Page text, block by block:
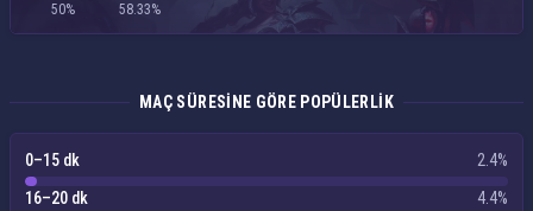
50%
58.33%
MAÇ SÜRESINE GÖRE POPÜLERLIK
0–15 dk
2.4%
16–20 dk
4.4%